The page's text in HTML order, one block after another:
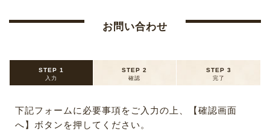
お問い合わせ
STEP 1
入力
STEP 2
確認
STEP 3
完了
下記フォームに必要事項をご入力の上、【確認画面
へ】ボタンを押してください。